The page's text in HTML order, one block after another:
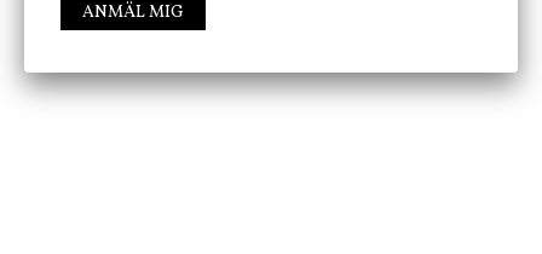
FÖLJ OSS PÅ INSTAGRAM @JBHOME
ANMÄL MIG